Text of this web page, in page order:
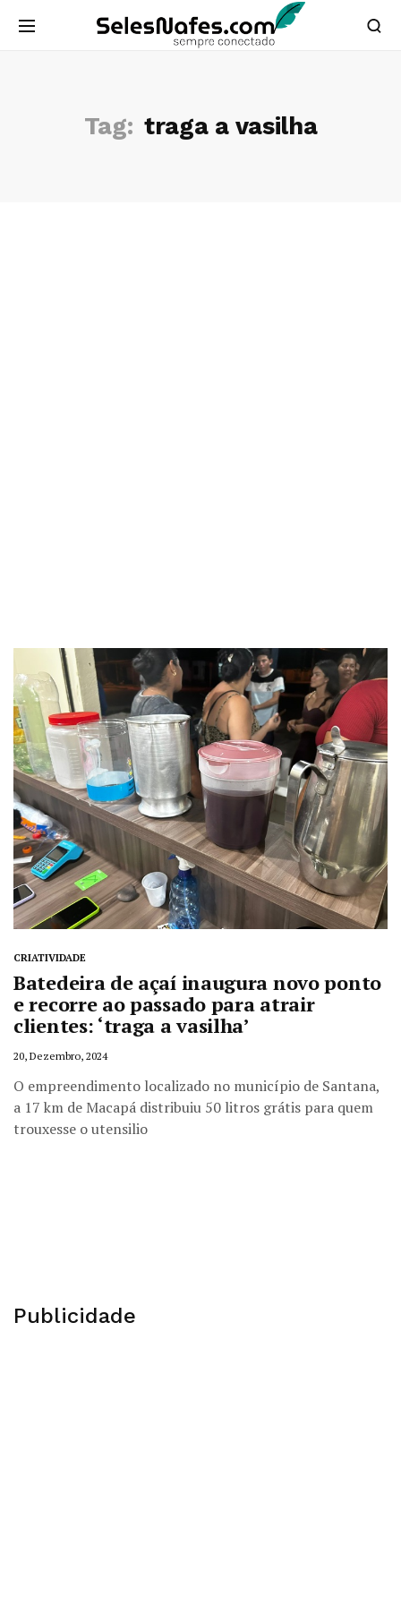
Tag: traga a vasilha
CRIATIVIDADE
Batedeira de açaí inaugura novo ponto
e recorre ao passado para atrair
clientes: ‘traga a vasilha’
20, Dezembro, 2024
O empreendimento localizado no município de Santana,
a 17 km de Macapá distribuiu 50 litros grátis para quem
trouxesse o utensilio
Publicidade